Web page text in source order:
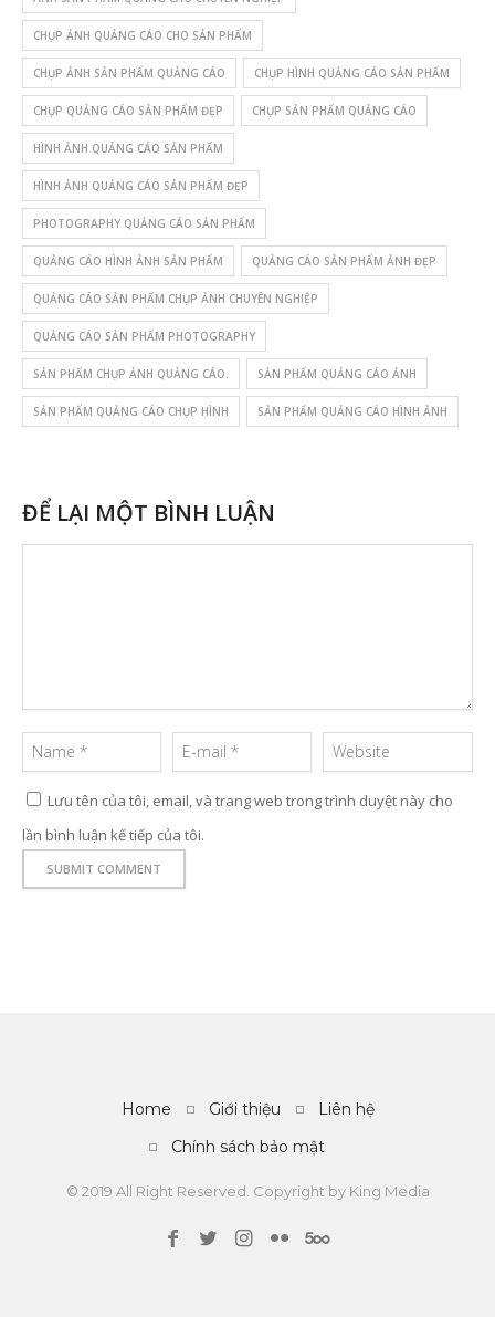
CHỤP ẢNH QUẢNG CÁO CHO SẢN PHẨM
CHỤP ẢNH SẢN PHẨM QUẢNG CÁO CHỤP HÌNH QUẢNG CÁO SẢN PHẨM
CHỤP QUẢNG CÁO SẢN PHẨM ĐẸP CHỤP SẢN PHẨM QUẢNG CÁO
HÌNH ẢNH QUẢNG CÁO SẢN PHẨM
HÌNH ẢNH QUẢNG CÁO SẢN PHẨM ĐẸP
PHOTOGRAPHY QUẢNG CÁO SẢN PHẨM
QUẢNG CÁO HÌNH ẢNH SẢN PHẨM QUẢNG CÁO SẢN PHẨM ẢNH ĐẸP
QUẢNG CÁO SẢN PHẨM CHỤP ẢNH CHUYÊN NGHIỆP
QUẢNG CÁO SẢN PHẨM PHOTOGRAPHY
SẢN PHẨM CHỤP ẢNH QUẢNG CÁO. SẢN PHẨM QUẢNG CÁO ẢNH
SẢN PHẨM QUẢNG CÁO CHỤP HÌNH SẢN PHẨM QUẢNG CÁO HÌNH ẢNH
ĐỂ LẠI MỘT BÌNH LUẬN
Lưu tên của tôi, email, và trang web trong trình duyệt này cho
lần bình luận kế tiếp của tôi.
Home Giới thiệu
Liên hệ
Chính sách bảo mật
© 2019 All Right Reserved. Copyright by King Media